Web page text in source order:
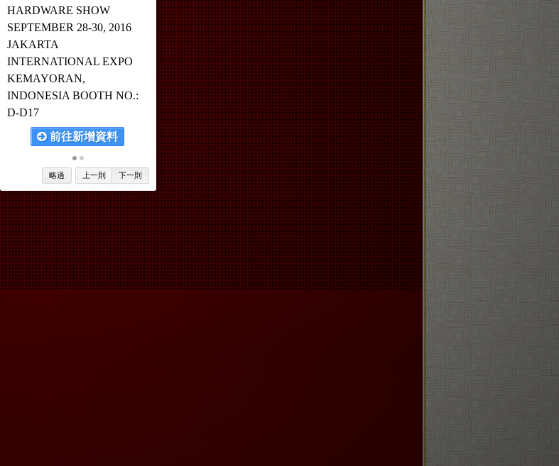
HARDWARE SHOW
SEPTEMBER 28-30, 2016
JAKARTA
INTERNATIONAL EXPO
KEMAYORAN,
INDONESIA BOOTH NO.:
D-D17
前往新增資料
略過 上一則 下一則